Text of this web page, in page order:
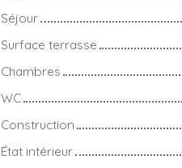
Séjour
Surface terrasse
Chambres
WC
Construction
État intérieur